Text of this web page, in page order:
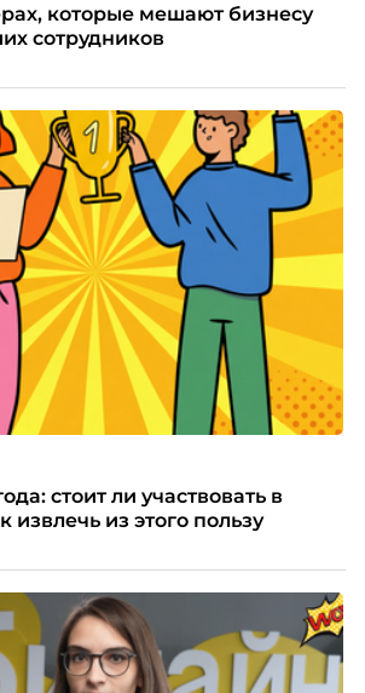
которые мешают бизнесу
сотрудников
стоит ли участвовать в
извлечь из этого пользу